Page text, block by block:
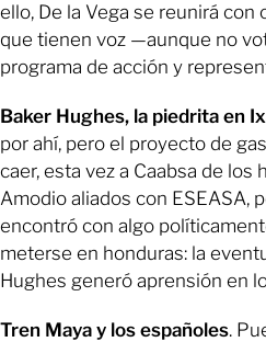
ello, De la Vega se reunirá con
que tienen voz —aunque no
programa de acción y
Baker Hughes, la piedrita en
por ahí, pero el proyecto de
caer, esta vez a Caabsa de los
Amodio aliados con ESEASA,
encontró con algo
meterse en honduras: la
Hughes generó aprensión en
Tren Maya y los españoles.